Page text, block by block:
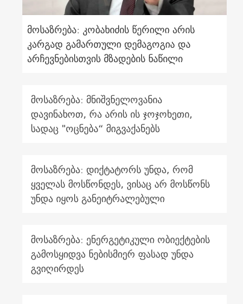
მოსაზრება: კობახიძის წერილი არის
კარგად გამართული დემაგოგია და
არჩევნებისთვის მზადების ნაწილი
მოსაზრება: მნიშვნელოვანია
დავინახოთ, რა არის ის ჯოჯოხეთი,
სადაც "ოცნება“ მიგვაქანებს
მოსაზრება: დიქტატორს უნდა, რომ
ყველას მოსწონდეს, ვისაც არ მოსწონს
უნდა იყოს განეიტრალებული
მოსაზრება: ენერგეტიკული ობიექტების
გამოსყიდვა ნებისმიერ ფასად უნდა
გვიღირდეს